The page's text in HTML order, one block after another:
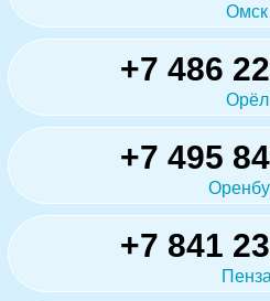
Омск
+7 486
Орёл
+7 495
+7 841
Пенза